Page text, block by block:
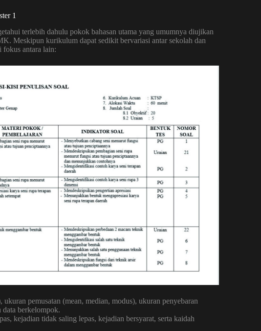
1
terlebih dahulu pokok bahasan utama yang umumnya diujikan
Meskipun kurikulum dapat sedikit bervariasi antar sekolah dan
fokus antara lain:
pemusatan (mean, median, modus), ukuran penyebaran
data berkelompok.
kejadian tidak saling lepas, kejadian bersyarat, serta kaidah